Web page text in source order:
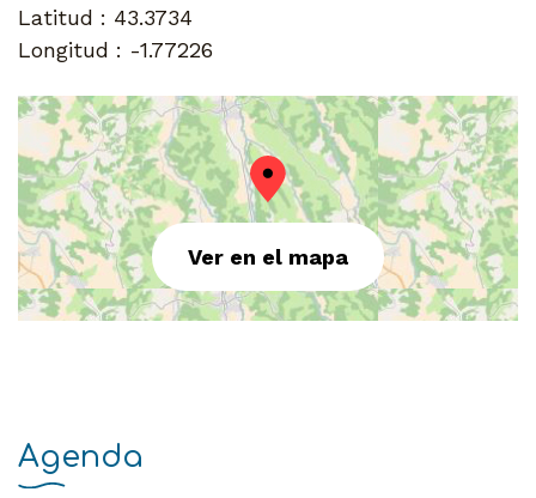
Latitud : 43.3734
Longitud : -1.77226
Ver en el mapa
Agenda